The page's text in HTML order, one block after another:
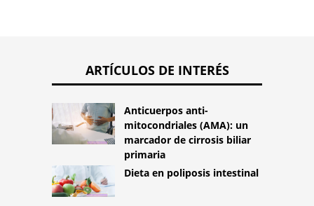
ARTÍCULOS DE INTERÉS
Anticuerpos anti-
mitocondriales (AMA): un
marcador de cirrosis biliar
primaria
Dieta en poliposis intestinal